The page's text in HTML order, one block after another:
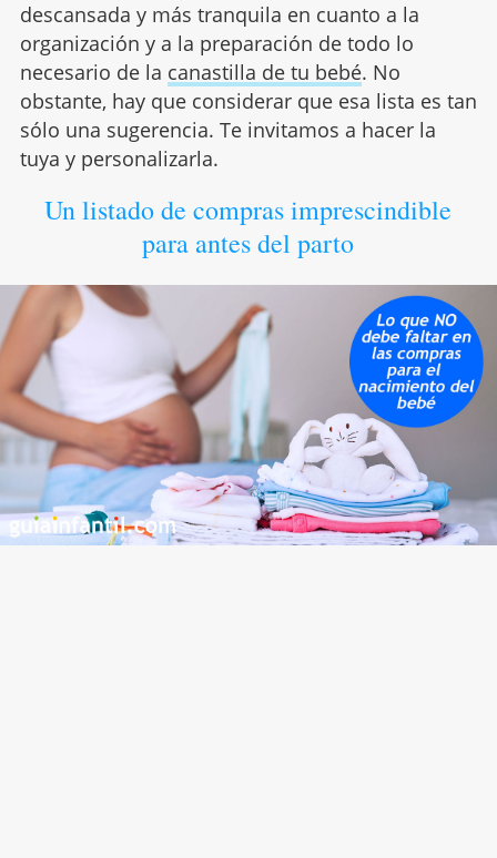
descansada y más tranquila en cuanto a la
organización y a la preparación de todo lo
necesario de la canastilla de tu bebé. No
obstante, hay que considerar que esa lista es tan
sólo una sugerencia. Te invitamos a hacer la
tuya y personalizarla.
Un listado de compras imprescindible
para antes del parto